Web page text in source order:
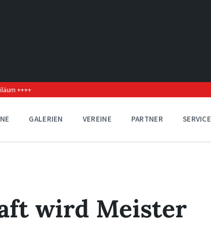
++++
GALERIEN VEREINE PARTNER SERVICE
wird Meister